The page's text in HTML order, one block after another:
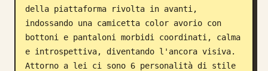
della piattaforma rivolta in avanti,
indossando una camicetta color avorio con
bottoni e pantaloni morbidi coordinati, calma
e introspettiva, diventando l'ancora visiva.
Attorno a lei ci sono 6 personalità di stile